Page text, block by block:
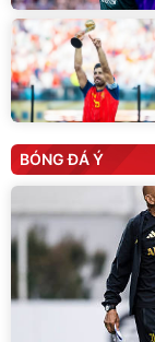
BÓNG ĐÁ Ý